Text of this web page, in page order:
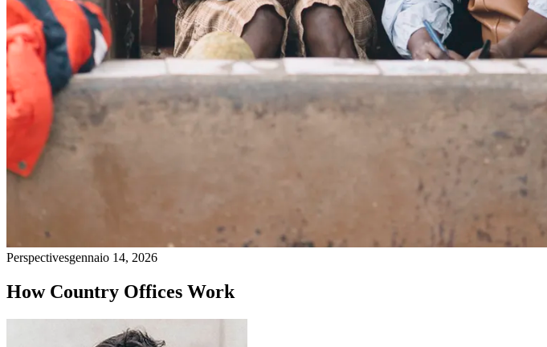
Perspectivesgennaio 14, 2026
How Country Offices Work